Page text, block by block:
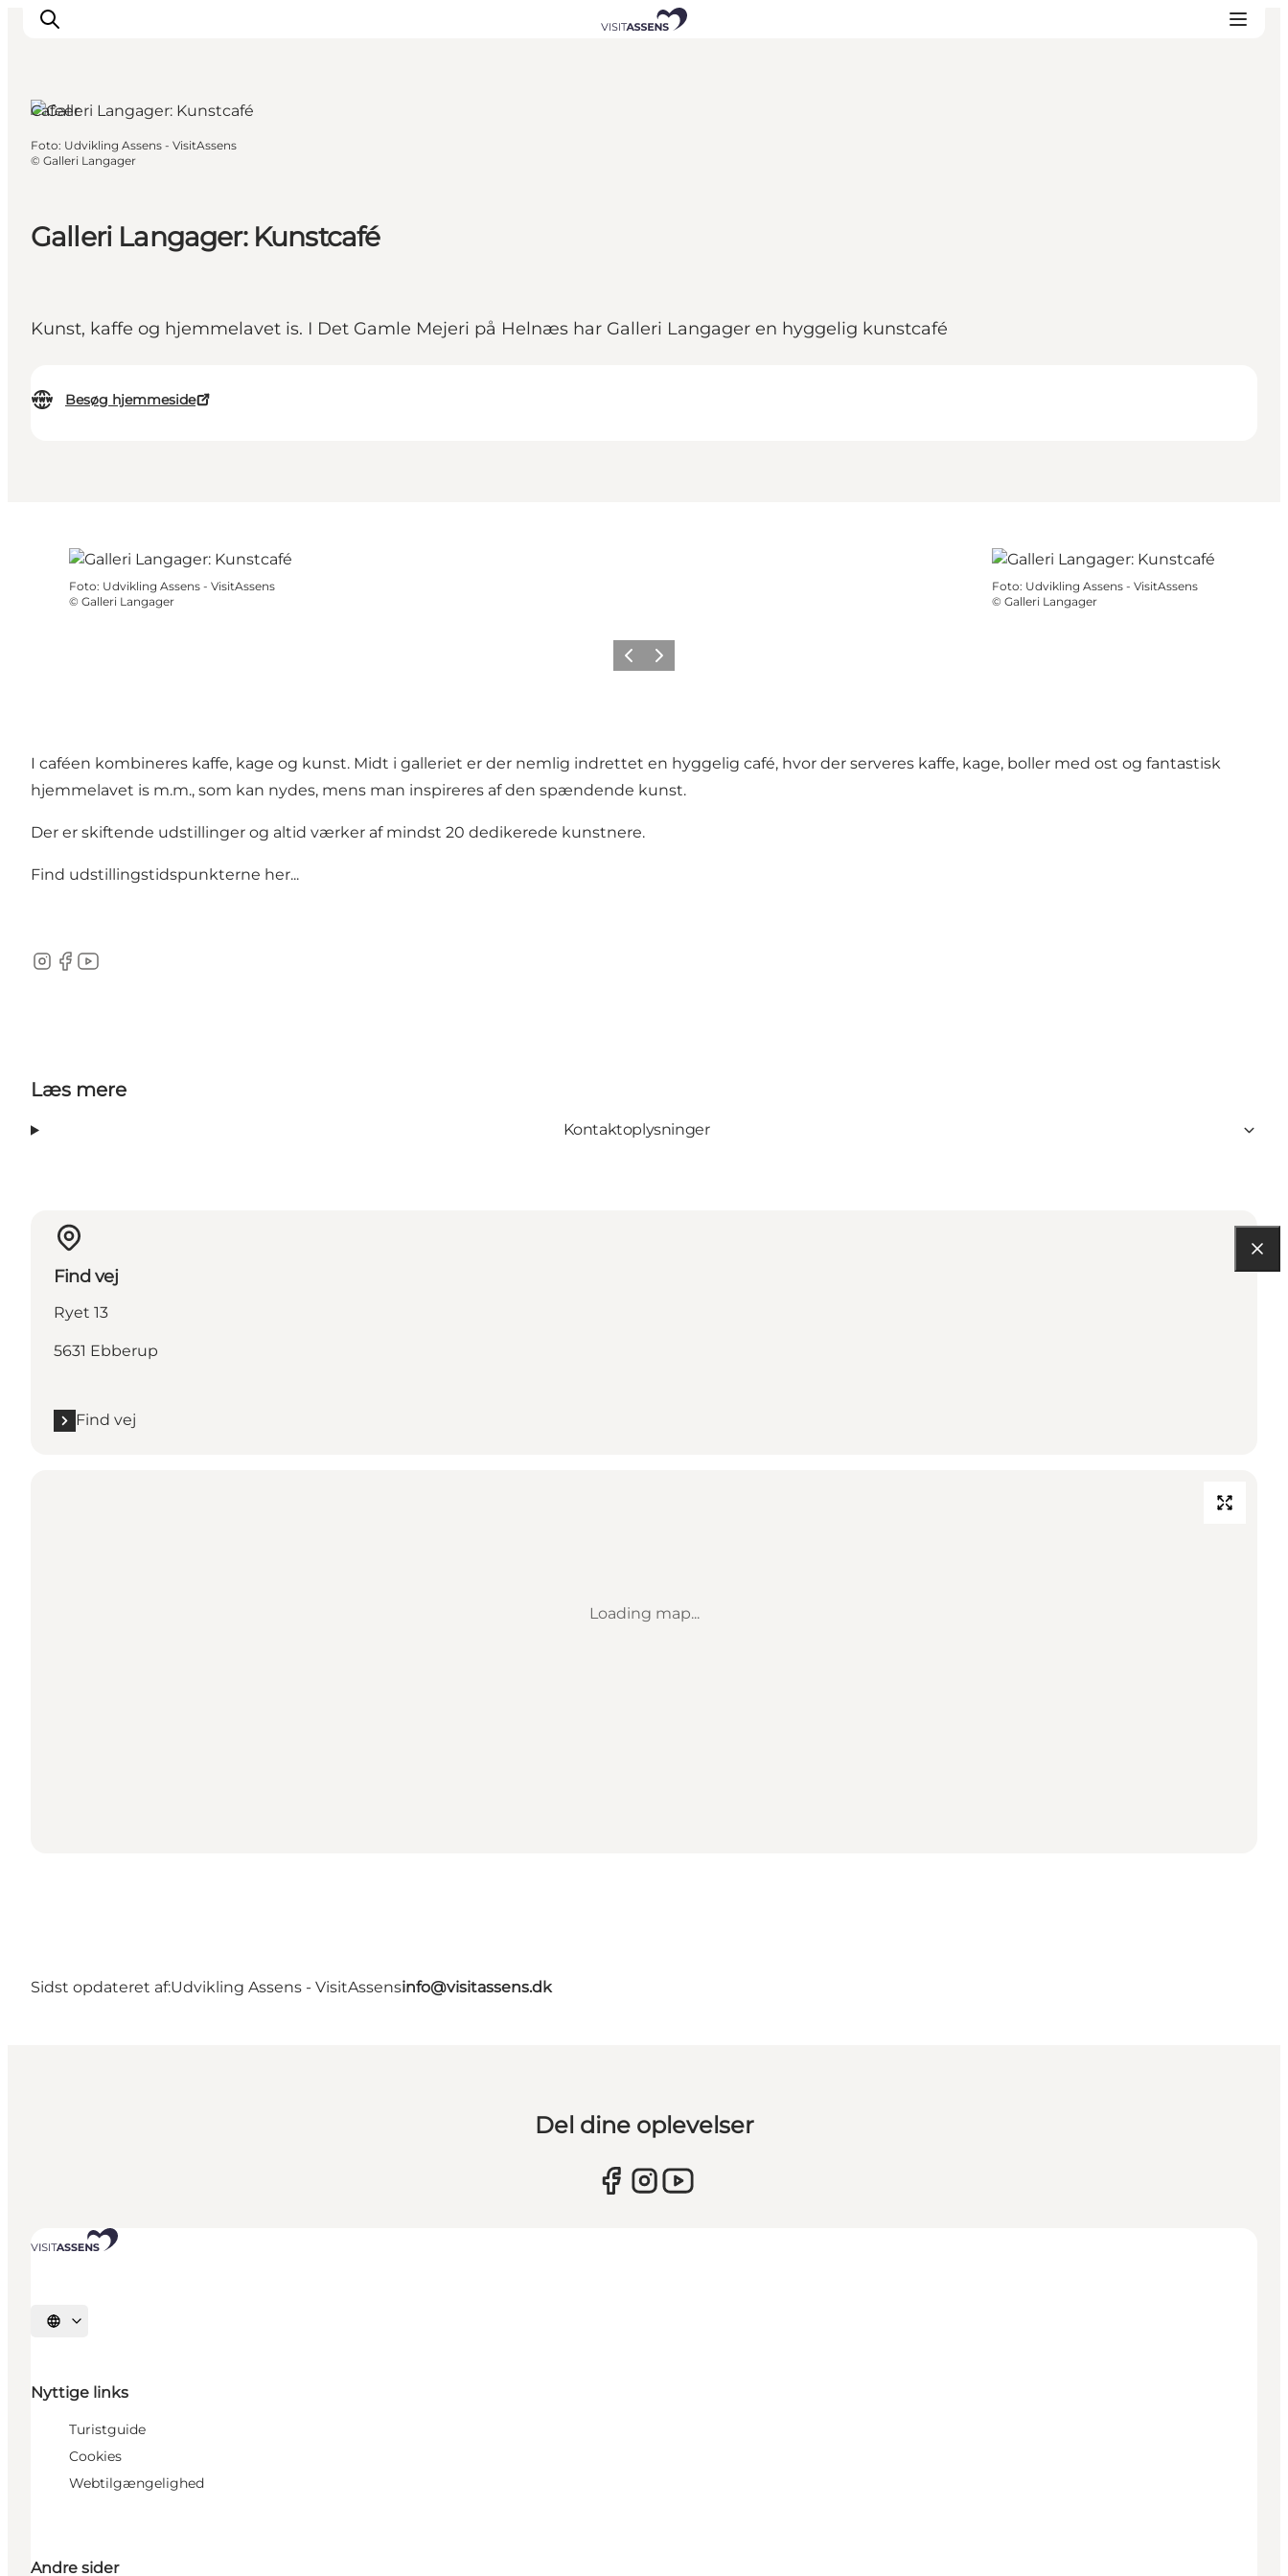
Overnatning
Det sker
Galleri Langager: Kunstcafé
Kunst, kaffe og hjemmelavet is. I Det Gamle Mejeri på Helnæs har Galleri Langager en hyggelig kunstcafé
Besøg hjemmeside
Cafeer
Foto: Udvikling Assens - VisitAssens
© Galleri Langager
Foto: Udvikling Assens - VisitAssens
© Galleri Langager
Foto: Udvikling Assens - VisitAssens
© Galleri Langager
ForrigeNæste
I caféen kombineres kaffe, kage og kunst. Midt i galleriet er der nemlig indrettet en hyggelig café, hvor der serveres kaffe, kage, boller med ost og fantastisk
hjemmelavet is m.m., som kan nydes, mens man inspireres af den spændende kunst.
Der er skiftende udstillinger og altid værker af mindst 20 dedikerede kunstnere.
Find udstillingstidspunkterne her...
Instagram
Facebook
YouTube
Læs mere
Kontaktoplysninger
Find vej
Ryet 13
5631 Ebberup
Find vej
Loading map...
Sidst opdateret af:Udvikling Assens - VisitAssensinfo@visitassens.dk
Del dine oplevelser
Vælg sprog
Nyttige links
Turistguide
Cookies
Webtilgængelighed
Andre sider